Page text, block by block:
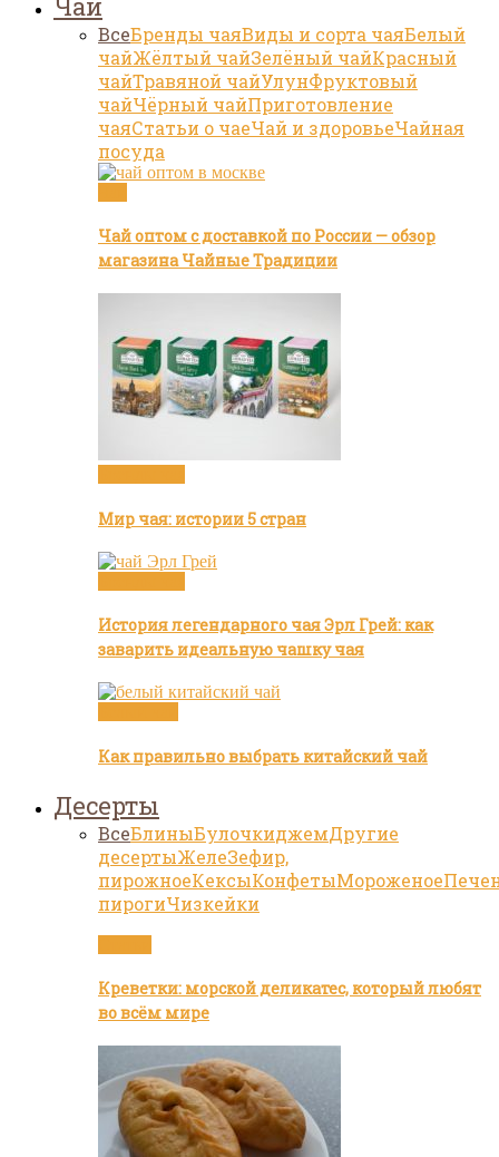
ВсеБренды чаяВиды и сорта чаяБелый
чайЖёлтый чайЗелёный чайКрасный
чайТравяной чайУлунФруктовый
чайЧёрный чайПриготовление
чаяСтатьи о чаеЧай и здоровьеЧайная
посуда
Чай оптом с доставкой по России — обзор
магазина Чайные Традиции
Мир чая: истории 5 стран
История легендарного чая Эрл Грей: как
заварить идеальную чашку чая
Как правильно выбрать китайский чай
Десерты
ВсеБлиныБулочкиджемДругие
десертыЖелеЗефир,
пирожноеКексыКонфетыМороженое
пирогиЧизкейки
Креветки: морской деликатес, который любят
во всём мире